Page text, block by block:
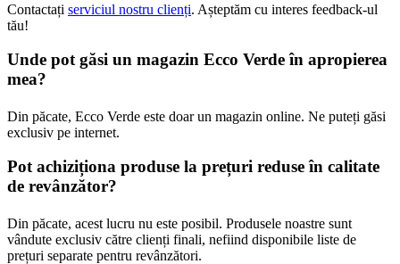
Contactați serviciul nostru clienți. Așteptăm cu interes feedback-ul
tău!
Unde pot găsi un magazin Ecco Verde în apropierea
mea?
Din păcate, Ecco Verde este doar un magazin online. Ne puteți găsi
exclusiv pe internet.
Pot achiziționa produse la prețuri reduse în calitate
de revânzător?
Din păcate, acest lucru nu este posibil. Produsele noastre sunt
vândute exclusiv către clienți finali, nefiind disponibile liste de
prețuri separate pentru revânzători.